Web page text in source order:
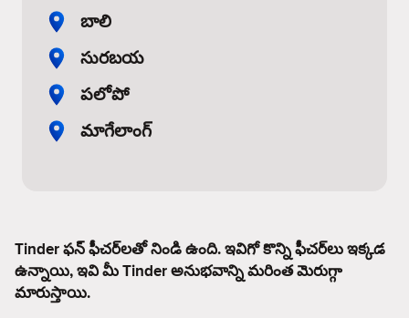
బాలి
సురబయ
పలోపో
మాగేలాంగ్
Tinder ఫన్ ఫీచర్‌లతో నిండి ఉంది. ఇవిగో కొన్ని ఫీచర్‌లు ఇక్కడ
ఉన్నాయి, ఇవి మీ Tinder అనుభవాన్ని మరింత మెరుగ్గా
మారుస్తాయి.